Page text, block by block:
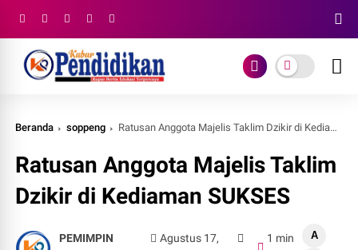
Beranda soppeng Ratusan Anggota Majelis Taklim Dzikir di Kediaman SUKSES
Ratusan Anggota Majelis Taklim
Dzikir di Kediaman SUKSES
PEMIMPIN
Agustus 17,
1 min
A